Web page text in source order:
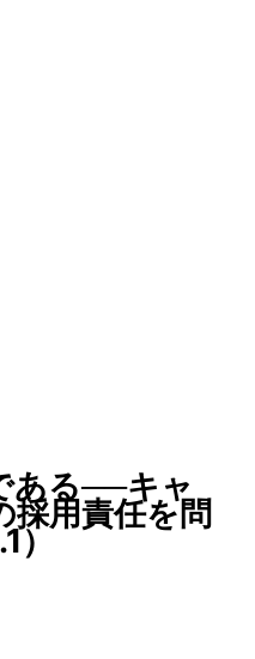
ある──キャ
採用責任を問
）